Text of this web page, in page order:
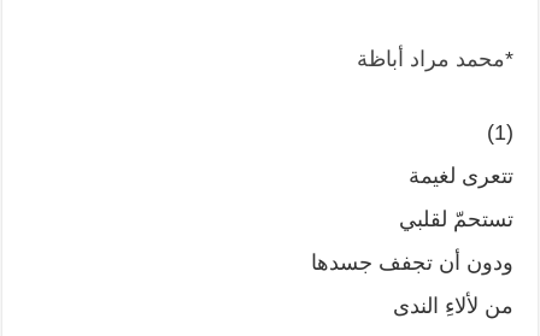
*محمد مراد أباظة
(1)
تتعرى لغيمة
تستحمّ لقلبي
ودون أن تجفف جسدها
من لألاءِ الندى